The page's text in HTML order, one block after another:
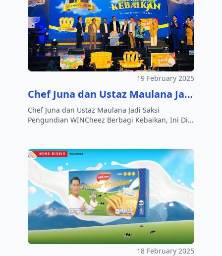
19 February 2025
Chef Juna dan Ustaz Maulana Jadi Saksi Pengundian WINCheez Berbagi Kebaikan, Ini Dia Para Pemenang
Chef Juna dan Ustaz Maulana Jadi Saksi
Pengundian WINCheez Berbagi Kebaikan, Ini Dia
18 February 2025